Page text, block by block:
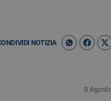
NOTIZIA
9